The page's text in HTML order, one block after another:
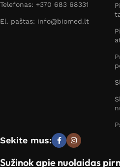
Telefonas: +370 683 68331
El. paštas: info@biomed.lt
Sekite mus:
Sužinok apie nuolaidas